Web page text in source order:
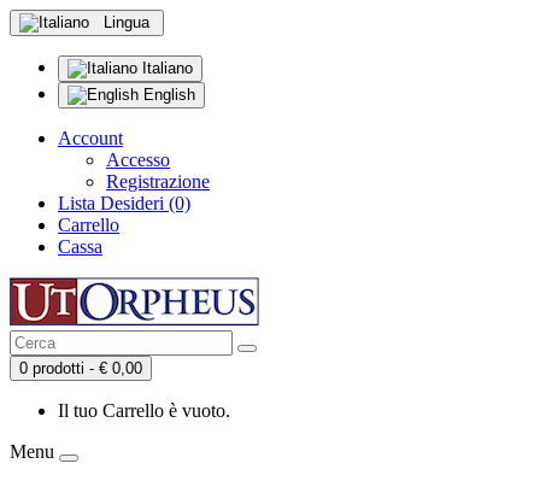
Lingua
Italiano
English
Account
Accesso
Registrazione
Lista Desideri (0)
Carrello
Cassa
0 prodotti - € 0,00
Il tuo Carrello è vuoto.
Menu